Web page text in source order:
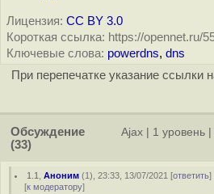
Лицензия: CC BY 3.0
Короткая ссылка: https://opennet.ru/
Ключевые слова: powerdns, dns
При перепечатке указание ссылки
Обсуждение
(33)
Ajax 1 уровень
1.1 ,Аноним (1), 23:33, 13/07/2021 [ответить]
[к модератору]